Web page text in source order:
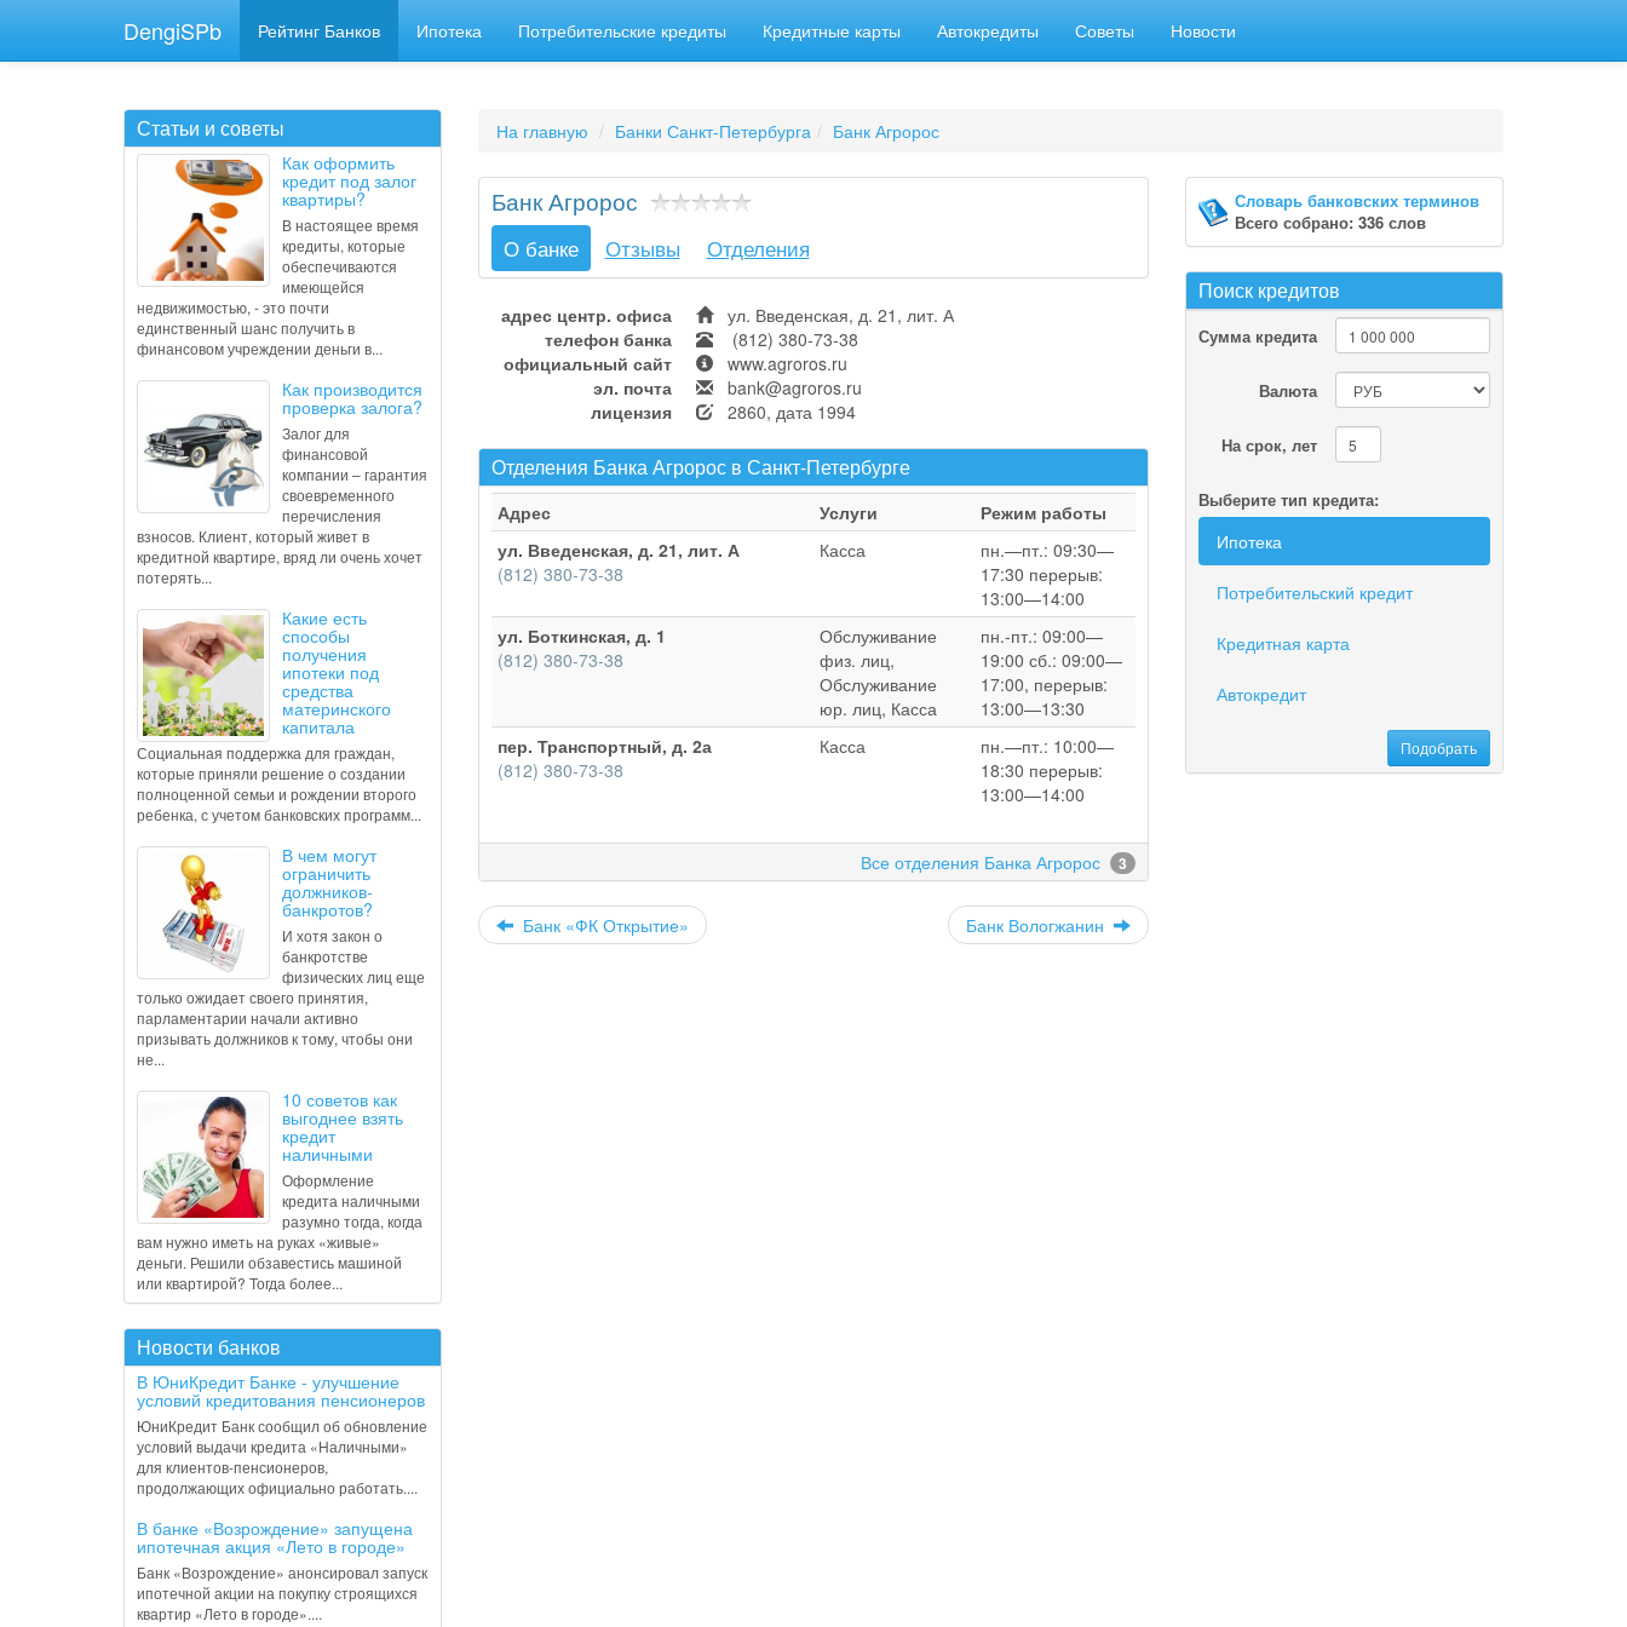
DengiSPb Рейтинг Банков Ипотека Потребительские кредиты Кредитные карты Автокредиты Советы Новости
Статьи и советы
Как оформить
кредит под залог
квартиры?
В настоящее время
кредиты, которые
обеспечиваются
имеющейся
недвижимостью, - это почти
единственный шанс получить в
финансовом учреждении деньги в...
Как производится
проверка залога?
Залог для
финансовой
компании – гарантия
своевременного
перечисления
взносов. Клиент, который живет в
кредитной квартире, вряд ли очень хочет
потерять...
Какие есть
способы
получения
ипотеки под
средства
материнского
капитала
Социальная поддержка для граждан,
которые приняли решение о создании
полноценной семьи и рождении второго
ребенка, с учетом банковских программ...
В чем могут
ограничить
должников-
банкротов?
И хотя закон о
банкротстве
физических лиц еще
только ожидает своего принятия,
парламентарии начали активно
призывать должников к тому, чтобы они
не...
10 советов как
выгоднее взять
кредит
наличными
Оформление
кредита наличными
разумно тогда, когда
вам нужно иметь на руках «живые»
деньги. Решили обзавестись машиной
или квартирой? Тогда более...
Новости банков
В ЮниКредит Банке - улучшение
условий кредитования пенсионеров
ЮниКредит Банк сообщил об обновление
условий выдачи кредита «Наличными»
для клиентов-пенсионеров,
продолжающих официально работать....
В банке «Возрождение» запущена
ипотечная акция «Лето в городе»
Банк «Возрождение» анонсировал запуск
ипотечной акции на покупку строящихся
квартир «Лето в городе»....
На главную Банки Санкт-Петербурга Банк Агророс
Банк Агророс
О банке Отзывы Отделения
адрес центр. офиса
ул. Введенская, д. 21, лит. А
телефон банка
(812) 380-73-38
официальный сайт
www.agroros.ru
эл. почта
bank@agroros.ru
лицензия
2860, дата 1994
Отделения Банка Агророс в Санкт-Петербурге
Адрес Услуги
Режим работы
ул. Введенская, д. 21, лит. А
(812) 380-73-38
Касса
пн.—пт.: 09:30—
17:30 перерыв:
13:00—14:00
ул. Боткинская, д. 1
(812) 380-73-38
Обслуживание
физ. лиц,
Обслуживание
юр. лиц, Касса
пн.-пт.: 09:00—
19:00 сб.: 09:00—
17:00, перерыв:
13:00—13:30
пер. Транспортный, д. 2а
(812) 380-73-38
Касса
пн.—пт.: 10:00—
18:30 перерыв:
13:00—14:00
Все отделения Банка Агророс 3
Банк «ФК Открытие» Банк Вологжанин
Словарь банковских терминов
Всего собрано: 336 слов
Поиск кредитов
Сумма кредита
Валюта
На срок, лет
Выберите тип кредита:
Ипотека
Потребительский кредит
Кредитная карта
Автокредит